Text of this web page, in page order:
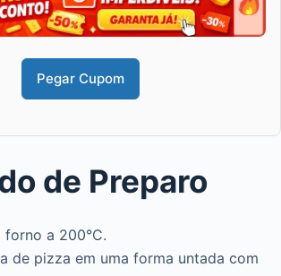
Pegar Cupom
de Preparo
forno a 200°C.
de pizza em uma forma untada com